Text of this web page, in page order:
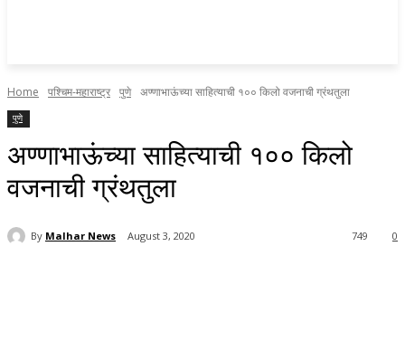
Home पश्चिम-महाराष्ट्र पुणे अण्णाभाऊंच्या साहित्याची १०० किलो वजनाची ग्रंथतुला
पुणे
अण्णाभाऊंच्या साहित्याची १०० किलो
वजनाची ग्रंथतुला
By Malhar News August 3, 2020 0
749